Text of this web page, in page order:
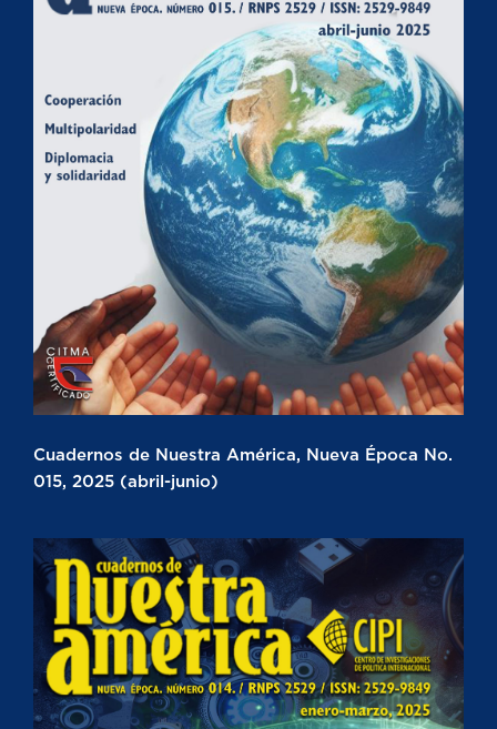
Cuadernos de Nuestra América, Nueva Época No.
015, 2025 (abril-junio)